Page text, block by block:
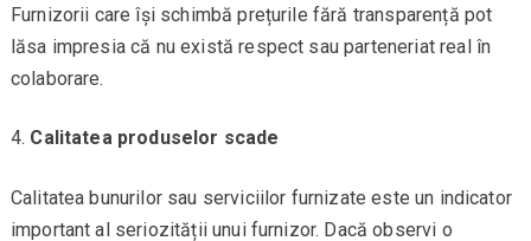
Furnizorii care își schimbă prețurile fără transparență pot
lăsa impresia că nu există respect sau parteneriat real în
colaborare.
Calitatea produselor scade
Calitatea bunurilor sau serviciilor furnizate este un indicator
important al seriozității unui furnizor. Dacă observi o